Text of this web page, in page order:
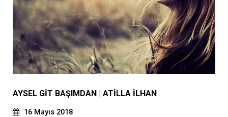
AYSEL GİT BAŞIMDAN | ATİLLA İLHAN
16 Mayıs 2018